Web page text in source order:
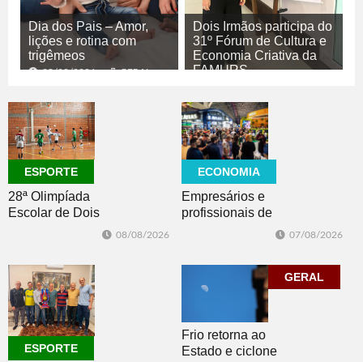
Dia dos Pais – Amor,
lições e rotina com
trigêmeos
08/08/2026 GERAL
Dois Irmãos participa do
31º Fórum de Cultura e
Economia Criativa da
FAMURS
CULTURA
ESPORTE
28ª Olimpíada
Escolar de Dois
08/08/2026
ECONOMIA
Empresários e
profissionais de
07/08/2026
ESPORTE
GERAL
Frio retorna ao
Estado e ciclone